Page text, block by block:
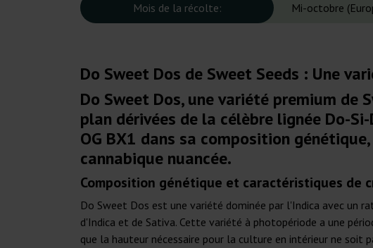
Mois de la récolte: Mi-octobre
Do Sweet Dos de Sweet Seeds : Une
Do Sweet Dos, une variété premium de
plan dérivées de la célèbre lignée Do-
OG BX1 dans sa composition
cannabique nuancée.
Composition génétique et caractéristiques de
Do Sweet Dos est une variété dominée par l'Indica avec un
d'Indica et de Sativa. Cette variété à photopériode a une
que la hauteur nécessaire pour la culture en intérieur ne soit